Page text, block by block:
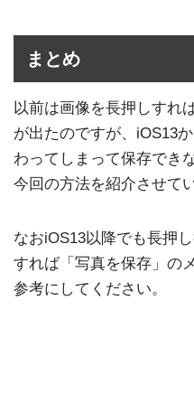
まとめ
以前は画像を長押しすれ
が出たのですが、iOS13
わってしまって保存でき
今回の方法を紹介させて
なおiOS13以降でも長押
すれば「写真を保存」の
参考にしてください。